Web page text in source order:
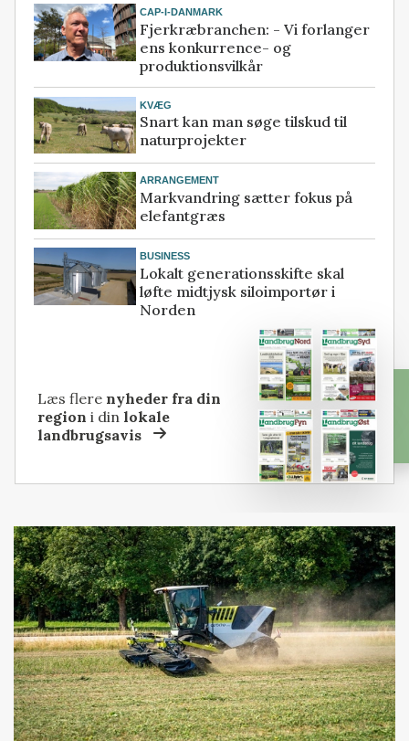
CAP-I-DANMARK
Fjerkræbranchen: - Vi forlanger
ens konkurrence- og
produktionsvilkår
KVÆG
Snart kan man søge tilskud til
naturprojekter
ARRANGEMENT
Markvandring sætter fokus på
elefantgræs
BUSINESS
Lokalt generationsskifte skal
løfte midtjysk siloimportør i
Norden
Læs flere nyheder fra din
region i dinlokale
landbrugsavis